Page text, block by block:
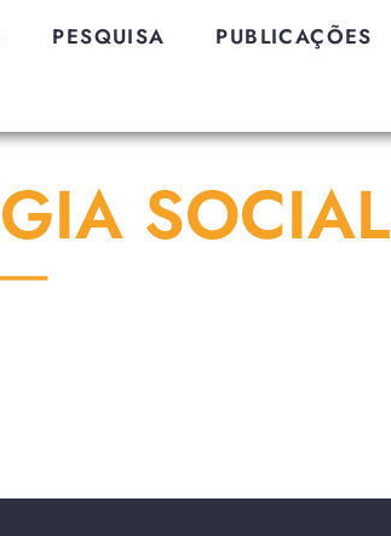
PESQUISA PUBLICAÇÕES
SOCIAL